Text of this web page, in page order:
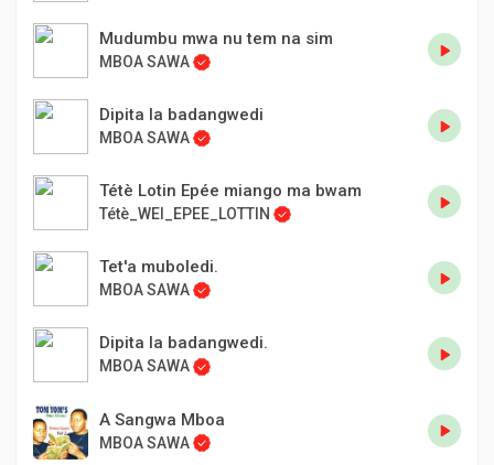
Mudumbu mwa nu tem na sim
MBOA SAWA
Dipita la badangwedi
MBOA SAWA
Tétè Lotin Epée miango ma bwam
Tétè_WEI_EPEE_LOTTIN
Tet'a muboledi.
MBOA SAWA
Dipita la badangwedi.
MBOA SAWA
A Sangwa Mboa
MBOA SAWA